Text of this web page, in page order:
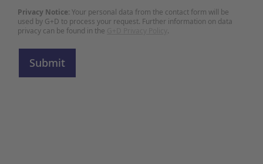
Privacy Notice: Your personal data from the contact form will be
used by G+D to process your request. Further information on data
privacy can be found in the
.